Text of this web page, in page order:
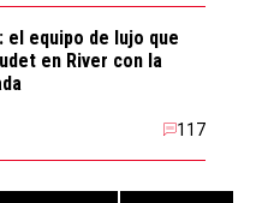
el equipo de lujo que
en River con la
117